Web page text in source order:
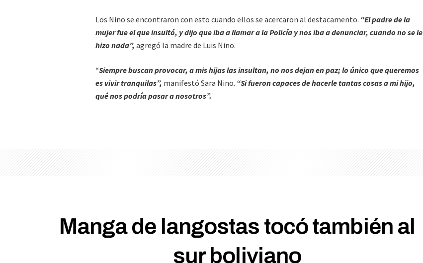
Los Nino se encontraron con esto cuando ellos se acercaron al destacamento. “El padre de la
mujer fue el que insultó, y dijo que iba a llamar a la Policía y nos iba a denunciar, cuando no se le
hizo nada”, agregó la madre de Luis Nino.
“Siempre buscan provocar, a mis hijas las insultan, no nos dejan en paz; lo único que queremos
es vivir tranquilas”, manifestó Sara Nino. “Si fueron capaces de hacerle tantas cosas a mi hijo,
qué nos podría pasar a nosotros”.
Manga de langostas tocó también al
sur boliviano